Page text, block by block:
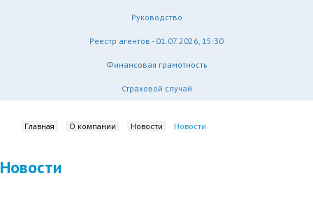
Руководство
Реестр агентов - 01.07.2026, 15:30
Финансовая грамотность
Страховой случай
Главная О компании Новости Новости
Новости